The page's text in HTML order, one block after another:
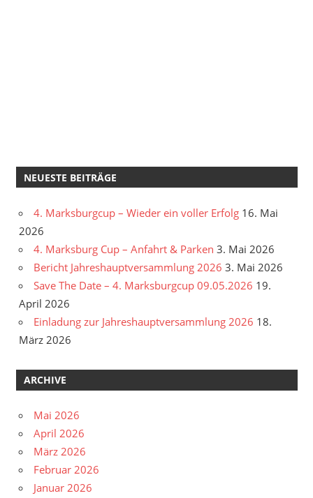
NEUESTE BEITRÄGE
4. Marksburgcup – Wieder ein voller Erfolg 16. Mai
2026
4. Marksburg Cup – Anfahrt & Parken 3. Mai 2026
Bericht Jahreshauptversammlung 2026 3. Mai 2026
Save The Date – 4. Marksburgcup 09.05.2026 19.
April 2026
Einladung zur Jahreshauptversammlung 2026 18.
März 2026
ARCHIVE
Mai 2026
April 2026
März 2026
Februar 2026
Januar 2026